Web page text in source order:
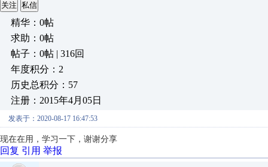
关注 私信
精华：0帖
求助：0帖
帖子：0帖 | 316回
年度积分：2
历史总积分：57
注册：2015年4月05日
发表于：2020-08-17 16:47:53
现在在用，学习一下，谢谢分享
回复 引用 举报